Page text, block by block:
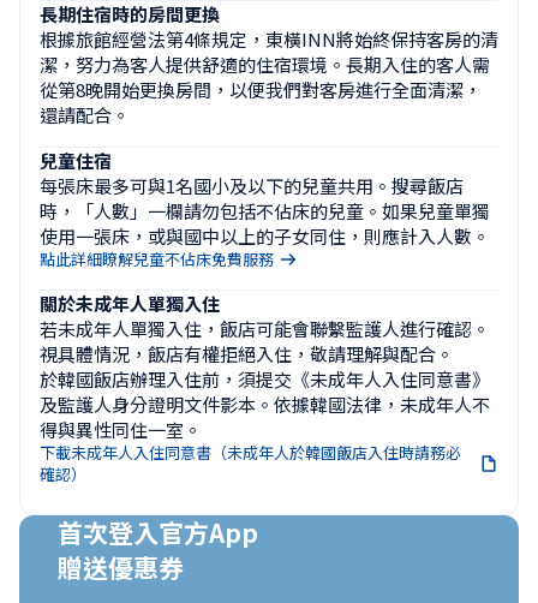
長期住宿時的房間更換
根據旅館經營法第4條規定，東橫INN將始終保持客房的清
潔，努力為客人提供舒適的住宿環境。長期入住的客人需
從第8晚開始更換房間，以便我們對客房進行全面清潔，
還請配合。
兒童住宿
每張床最多可與1名國小及以下的兒童共用。搜尋飯店
時，「人數」一欄請勿包括不佔床的兒童。如果兒童單獨
使用一張床，或與國中以上的子女同住，則應計入人數。
點此詳細瞭解兒童不佔床免費服務
關於未成年人單獨入住
若未成年人單獨入住，飯店可能會聯繫監護人進行確認。
視具體情況，飯店有權拒絕入住，敬請理解與配合。
於韓國飯店辦理入住前，須提交《未成年人入住同意書》
及監護人身分證明文件影本。依據韓國法律，未成年人不
得與異性同住一室。
下載未成年人入住同意書（未成年人於韓國飯店入住時請務必
確認）
首次登入官方App
贈送優惠券